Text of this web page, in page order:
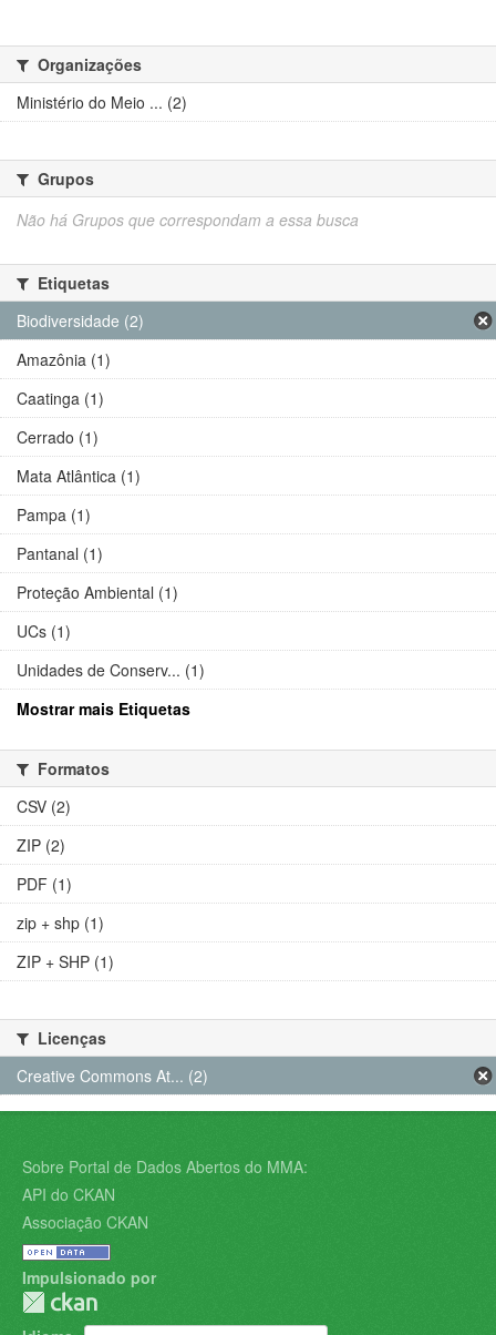
Organizações
Ministério do Meio ... (2)
Grupos
Não há Grupos que correspondam a essa busca
Etiquetas
Biodiversidade (2)
Amazônia (1)
Caatinga (1)
Cerrado (1)
Mata Atlântica (1)
Pampa (1)
Pantanal (1)
Proteção Ambiental (1)
UCs (1)
Unidades de Conserv... (1)
Mostrar mais Etiquetas
Formatos
CSV (2)
ZIP (2)
PDF (1)
zip + shp (1)
ZIP + SHP (1)
Licenças
Creative Commons At... (2)
Sobre Portal de Dados Abertos do MMA:
API do CKAN
Associação CKAN
Impulsionado por